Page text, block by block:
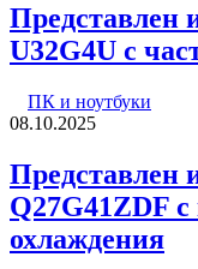
Представлен
U32G4U с
ПК и ноутбуки
08.10.2025
Представлен
Q27G41ZDF
охлаждения